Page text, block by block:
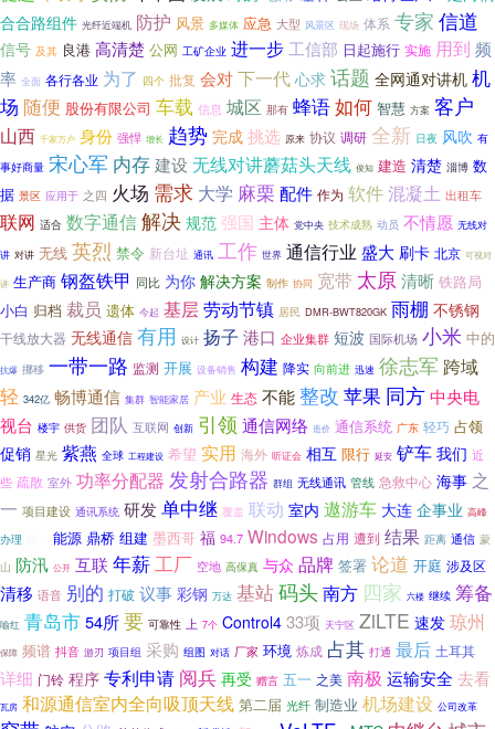
合合路组件 光纤近端机 防护 风景 多媒体 应急 大型 风景区 现场 体系 专家 信道
信号 及其 良港 高清楚 公网 工矿企业 进一步 工信部 日起施行 实施 用到 频
率 全面 各行各业 为了 四个 批复 会对下一代 心求 话题 全网通对讲机 机
场 随便 股份有限公司 车载 信息 城区 那有 蜂语如何 智慧 方案 客户
山西 千家万户 身份 强悍 增长 趋势 完成 挑选 原来 协议 调研 全新 日夜 风吹 有
事好商量 宋心军 内存建设 无线对讲蘑菇头天线 俊知 建造 清楚 淄博 数
据 景区 应用于 之四 火场 需求 大学 麻栗 配件 作为 软件混凝土 出租车
联网 适合 数字通信解决规范 强国 主体 党中央 技术成熟 动员 不情愿 无线对
讲 对讲 无线 英烈 禁令 新台址 通讯 工作 世界 通信行业 盛大 刷卡 北京 可视对
讲 生产商 钢盔铁甲 同比 为你 解决方案 制作 协同 宽带 太原清晰 铁路局
小白 归档 裁员 遗体 今起 基层劳动节镇 居民 DMR-BWT820GK 雨棚 不锈钢
干线放大器 无线通信 有用 设计 扬子 港口 企业集群 短波 国际机场 小米 中的
抗爆 挪移 一带一路 监测 开展 设备销售 构建 降实 向前进 迅速 徐志军 跨域
轻 342亿 畅博通信 集群 智能家居 产业 生态 不能整改 苹果 同方中央电
视台 楼宇 供货 团队 互联网 创新 引领 通信网络 造价 通信系统 广东 轻巧 占领
促销 星光 紫燕 全球 工程建设 希望 实用 海外 听证会 相互 限行 延安 铲车 我们 近
些 疏散 室外 功率分配器 发射合路器 群组 无线通讯 管线 急救中心 海事 之
一 项目建设 通讯系统 研发单中继 覆盖 联动 室内 遨游车 大连 企事业 高峰
办理 能源 鼎桥 组建 墨西哥 福 94.7 Windows 占用 遭到 结果 距离 通信 蒙
山 防汛 公开 互联 年薪工厂 空地 高保真 与众 品牌 签署 论道 开庭 涉及区
清移 语音 别的 打破 议事 彩钢 万达 基站码头南方 四家 六楼 继续 筹备
喻红 青岛市54所要 可靠性 上 7个 Control4 33项 天宁区 ZiLTE 速发 琼州
保障 频谱 抖音 游刃 项目组 采购 组图 对话 厂家 环境 炼成 占其 打通 最后 土耳其
详细 门铃 程序 专利申请 阅兵 再受 赠言 五一 之美 南极 运输安全 去看
瓦房 和源通信室内全向吸顶天线 第二届 光纤 制造业 机场建设 公司改革